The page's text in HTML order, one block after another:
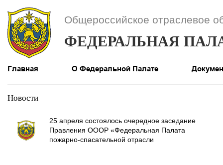
Общероссийское отраслевое
ФЕДЕРАЛЬНАЯ
Главная О Федеральной Палате
Новости
25 апреля состоялось очередное заседание
Правления ОООР «Федеральная Палата
пожарно-спасательной отрасли